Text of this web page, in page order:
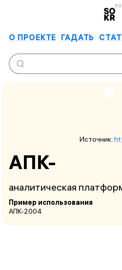
6.0
О ПРОЕКТЕ ГАДАТЬ
Источник:
АПК-
аналитическая
Пример использования
АПК-2004